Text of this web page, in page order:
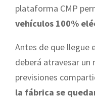
plataforma CMP
vehículos 100%
Antes de que llegue
deberá atravesar un
previsiones
la fábrica se